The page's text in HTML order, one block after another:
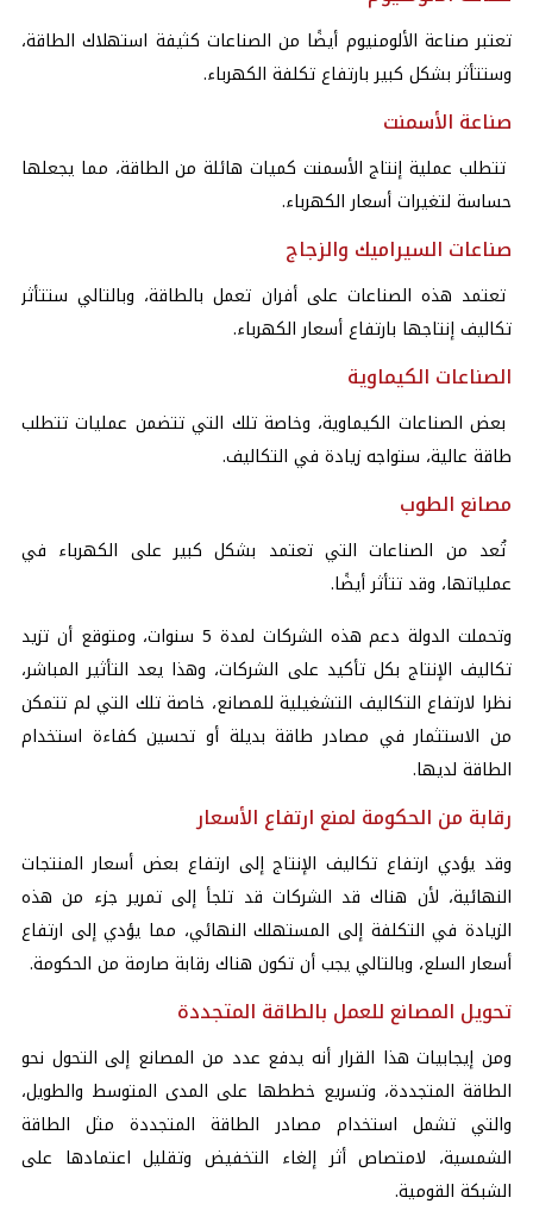
تعتبر صناعة الألومنيوم أيضًا من الصناعات كثيفة استهلاك الطاقة،
وستتأثر بشكل كبير بارتفاع تكلفة الكهرباء.
صناعة الأسمنت
تتطلب عملية إنتاج الأسمنت كميات هائلة من الطاقة، مما يجعلها
حساسة لتغيرات أسعار الكهرباء.
صناعات السيراميك والزجاج
تعتمد هذه الصناعات على أفران تعمل بالطاقة، وبالتالي ستتأثر
تكاليف إنتاجها بارتفاع أسعار الكهرباء.
الصناعات الكيماوية
بعض الصناعات الكيماوية، وخاصة تلك التي تتضمن عمليات تتطلب
طاقة عالية، ستواجه زيادة في التكاليف.
مصانع الطوب
تُعد من الصناعات التي تعتمد بشكل كبير على الكهرباء في
عملياتها، وقد تتأثر أيضًا.
وتحملت الدولة دعم هذه الشركات لمدة 5 سنوات، ومتوقع أن تزيد
تكاليف الإنتاج بكل تأكيد على الشركات، وهذا يعد التأثير المباشر،
نظرا لارتفاع التكاليف التشغيلية للمصانع، خاصة تلك التي لم تتمكن
من الاستثمار في مصادر طاقة بديلة أو تحسين كفاءة استخدام
الطاقة لديها.
رقابة من الحكومة لمنع ارتفاع الأسعار
وقد يؤدي ارتفاع تكاليف الإنتاج إلى ارتفاع بعض أسعار المنتجات
النهائية، لأن هناك قد الشركات قد تلجأ إلى تمرير جزء من هذه
الزيادة في التكلفة إلى المستهلك النهائي، مما يؤدي إلى ارتفاع
أسعار السلع، وبالتالي يجب أن تكون هناك رقابة صارمة من الحكومة.
تحويل المصانع للعمل بالطاقة المتجددة
ومن إيجابيات هذا القرار أنه يدفع عدد من المصانع إلى التحول نحو
الطاقة المتجددة، وتسريع خططها على المدى المتوسط والطويل،
والتي تشمل استخدام مصادر الطاقة المتجددة مثل الطاقة
الشمسية، لامتصاص أثر إلغاء التخفيض وتقليل اعتمادها على
الشبكة القومية.